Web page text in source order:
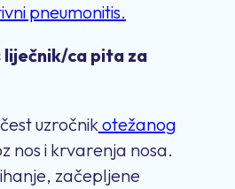
pneumonitis.
liječnik/ca pita za
uzročnikotežanog
nos i krvarenja nosa.
začepljene